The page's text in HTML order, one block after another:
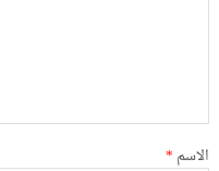
الاسم *